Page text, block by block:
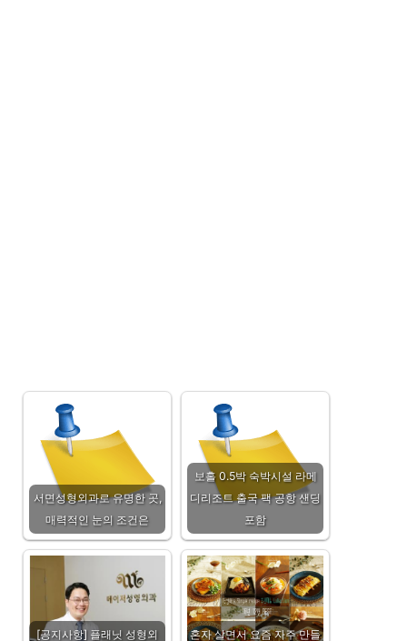
서면성형외과로 유명한 곳,
매력적인 눈의 조건은
보홀 0.5박 숙박시설 라메
디리조트 출국 팩 공항 샌딩
포함
[공지사항] 플래닛 성형외
혼자 살면서 요즘 자주 만들